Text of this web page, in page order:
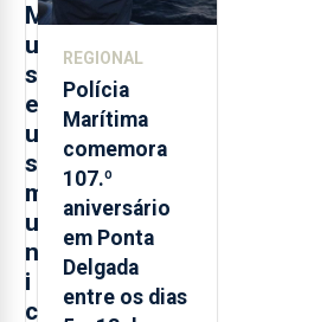
M
u
s
e
u
s
m
u
n
i
c
REGIONAL
Polícia
Marítima
comemora
107.º
aniversário
em Ponta
Delgada
entre os dias